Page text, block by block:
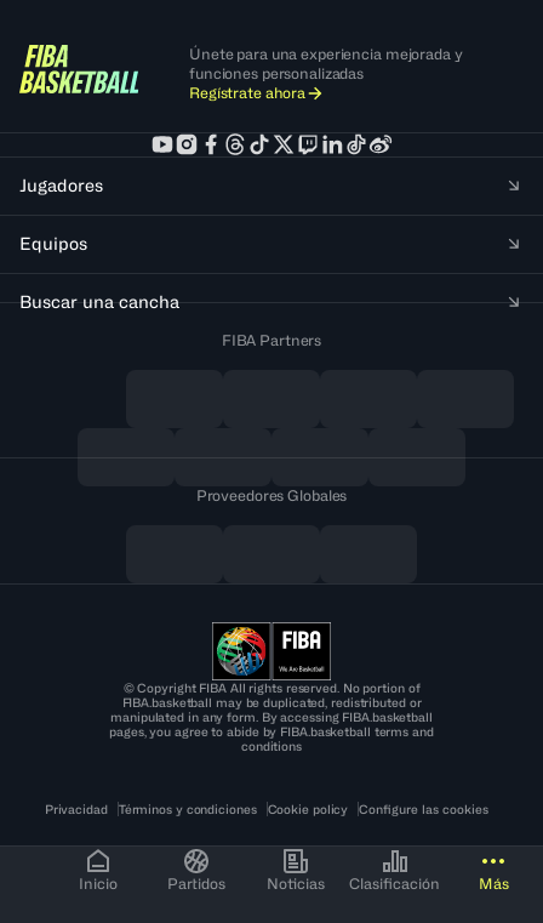
Inicio Partidos Noticias Clasificación Más
Únete para una experiencia mejorada y
funciones personalizadas
Regístrate ahora
Jugadores
Equipos
Buscar una cancha
FIBA Partners
Proveedores Globales
© Copyright FIBA All rights reserved. No portion of
FIBA.basketball may be duplicated, redistributed or
manipulated in any form. By accessing FIBA.basketball
pages, you agree to abide by FIBA.basketball terms and
conditions
Privacidad Términos y condiciones Cookie policy Configure las cookies